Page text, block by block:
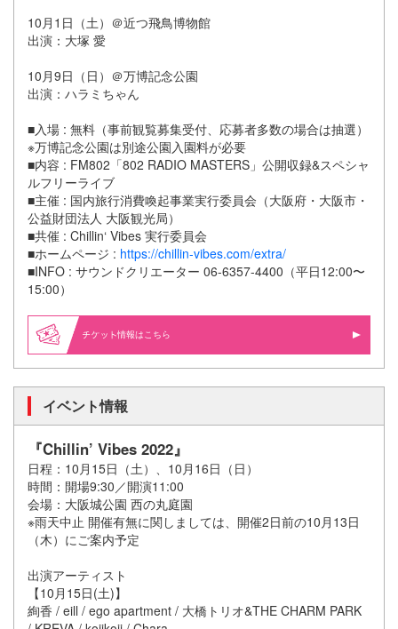
10月1日（土）＠近つ飛鳥博物館
出演：大塚 愛
10月9日（日）＠万博記念公園
出演：ハラミちゃん
■入場 : 無料（事前観覧募集受付、応募者多数の場合は抽選）
※万博記念公園は別途公園入園料が必要
■内容 : FM802「802 RADIO MASTERS」公開収録&スペシャ
ルフリーライブ
■主催 : 国内旅行消費喚起事業実行委員会（大阪府・大阪市・
公益財団法人 大阪観光局）
■共催 : Chillin‘ Vibes 実行委員会
■ホームページ : https://chillin-vibes.com/extra/
■INFO : サウンドクリエーター 06-6357-4400（平日12:00〜
15:00）
情報はこちら
イベント情報
『Chillin’ Vibes 2022』
日程：10月15日（土）、10月16日（日）
時間：開場9:30／開演11:00
会場：大阪城公園 西の丸庭園
※雨天中止 開催有無に関しましては、開催2日前の10月13日
（木）にご案内予定
出演アーティスト
【10月15日(土)】
絢香 / eill / ego apartment / 大橋トリオ&THE CHARM PARK